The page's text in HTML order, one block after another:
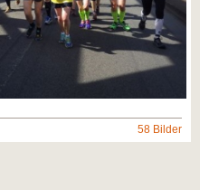
58 Bilder